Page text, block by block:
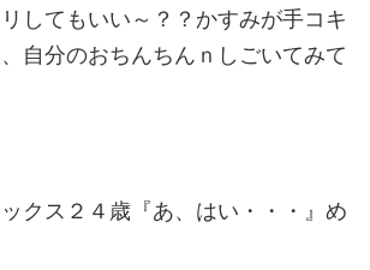
してもいい～？？かすみが手コキ
自分のおちんちんｎしごいてみて
クス２４歳『あ、はい・・・』め